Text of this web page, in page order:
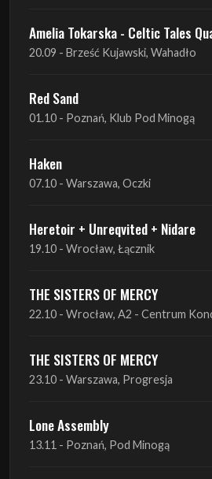
Amelia Tokarska - Celtic Tales
20.09 - Brześć Kujawski, Wahadło
Red Sand
01.10 - Poznań, Klub Pod Minogą
Haken
07.10 - Warszawa, Oczki
Heretoir + Unreqvited + Nidare
19.10 - Wrocław, Łącznik
THE SISTERS OF MERCY
22.10 - Wrocław, A2 - Centrum
THE SISTERS OF MERCY
23.10 - Warszawa, Progresja
Lone Assembly
13.11 - Poznań, Pod Minogą